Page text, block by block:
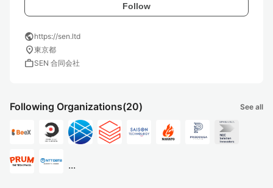
Follow
publichttps://sen.ltd
location_on東京都
workSEN 合同会社
Following Organizations(20) See all
...